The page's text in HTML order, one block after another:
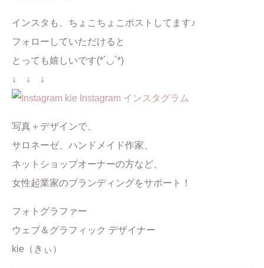
インスタも、ちょこちょこポストしてます♪
フォローしていただけると
とっても嬉しいです(*´◡`*)
↓ ↓ ↓
kie Instagram インスタグラム
写真＋デザインで、
サロネーゼ、ハンドメイド作家、
ネットショップオーナーの方など、
女性起業家のブランディングをサポート！
フォトグラファー
ウェブ＆グラフィック デザイナー
kie（きぃ）